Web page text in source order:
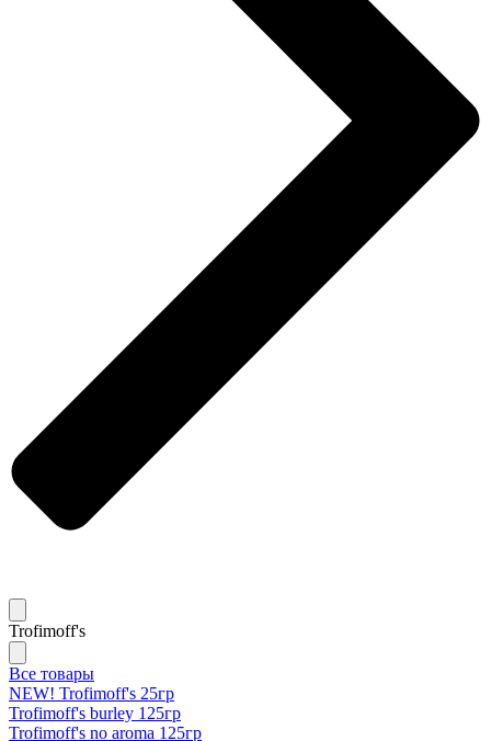
Trofimoff's
Все товары
NEW! Trofimoff's 25гр
Trofimoff's burley 125гр
Trofimoff's no aroma 125гр